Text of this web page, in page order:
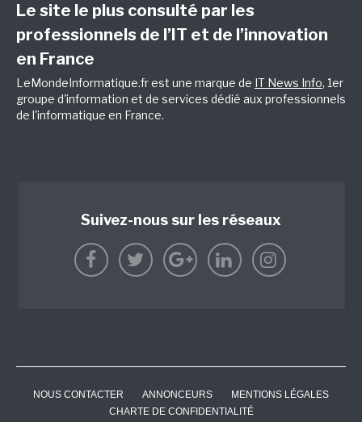
Le site le plus consulté par les
professionnels de l’IT et de l’innovation
en France
LeMondeInformatique.fr est une marque de IT News Info, 1er
groupe d'information et de services dédié aux professionnels
de l'informatique en France.
Suivez-nous sur les réseaux
NOUS CONTACTER ANNONCEURS
MENTIONS LÉGALES
CHARTE DE CONFIDENTIALITÉ